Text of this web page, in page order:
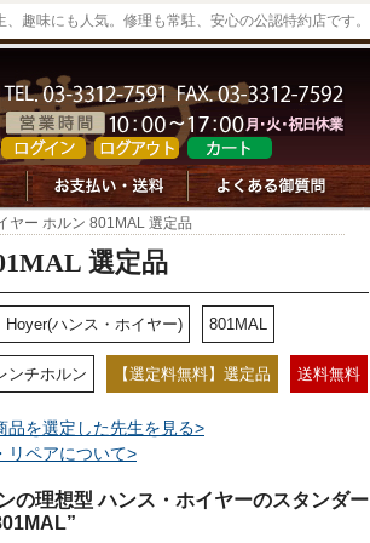
趣味にも人気。修理も常駐、安心の公認特約店です。
ヤー ホルン 801MAL 選定品
選定品
Hoyer(ハンス・ホイヤー) 801MAL
ンチホルン 【選定料無料】選定品 送料無料
品を選定した先生を見る>
リペアについて>
の理想型 ハンス・ホイヤーのスタンダー